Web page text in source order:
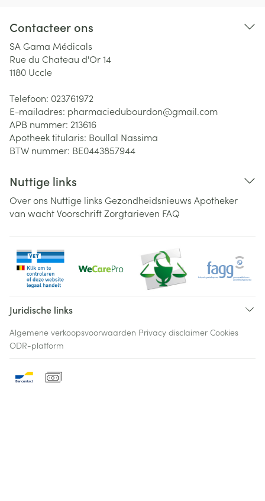
Contacteer ons
SA Gama Médicals
Rue du Chateau d'Or 14
1180 Uccle
Telefoon: 023761972
E-mailadres: pharmaciedubourdon@gmail.com
APB nummer: 213616
Apotheek titularis: Boullal Nassima
BTW nummer: BE0443857944
Nuttige links
Over ons Nuttige links Gezondheidsnieuws Apotheker
van wachtVoorschriftZorgtarieven FAQ
Juridische links
Algemene verkoopsvoorwaarden Privacy disclaimer Cookies
ODR-platform